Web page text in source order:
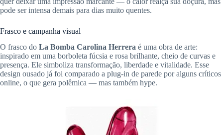
pode ser intensa demais para dias muito quentes.
Frasco e campanha visual
O frasco do La Bomba Carolina Herrera é uma obra de arte:
inspirado em uma borboleta fúcsia e rosa brilhante, cheio de curvas e
presença. Ele simboliza transformação, liberdade e vitalidade. Esse
design ousado já foi comparado a plug‑in de parede por alguns críticos
online, o que gera polêmica — mas também hype.